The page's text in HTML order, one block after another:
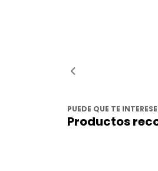
PUEDE QUE TE
Productos